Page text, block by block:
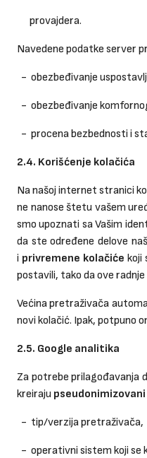
provajdera.
Navedene podatke server
- obezbeđivanje
- obezbeđivanje
- procena bezbednosti i
2.4. Korišćenje kolačića
Na našoj internet stranici
ne nanose štetu vašem
smo upoznati sa Vašim
da ste određene delove
i privremene kolačiće koji
postavili, tako da ove
Većina pretraživača
novi kolačić. Ipak, potpuno
2.5. Google analitika
Za potrebe prilagođavanja
kreiraju
- tip/verzija pretraživača,
- operativni sistem koji se